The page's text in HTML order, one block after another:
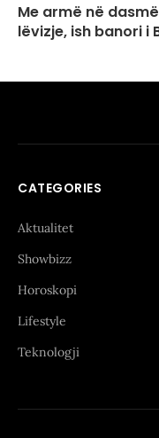
Me armë në
lëvizje, ish banori i
CATEGORIES
Aktualitet
Showbizz
Horoskopi
Lifestyle
Teknologji